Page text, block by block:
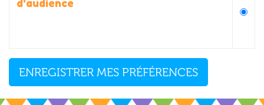
d'audience